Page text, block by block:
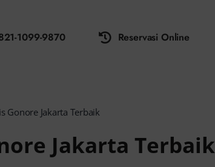
1099-9870 Reservasi Online
Gonore Jakarta Terbaik
Jakarta Terbaik